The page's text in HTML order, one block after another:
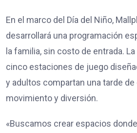
En el marco del Día del Niño,
desarrollará una programación
la familia, sin costo de entrada.
cinco estaciones de juego
y adultos compartan una tarde
movimiento y diversión.
«Buscamos crear espacios